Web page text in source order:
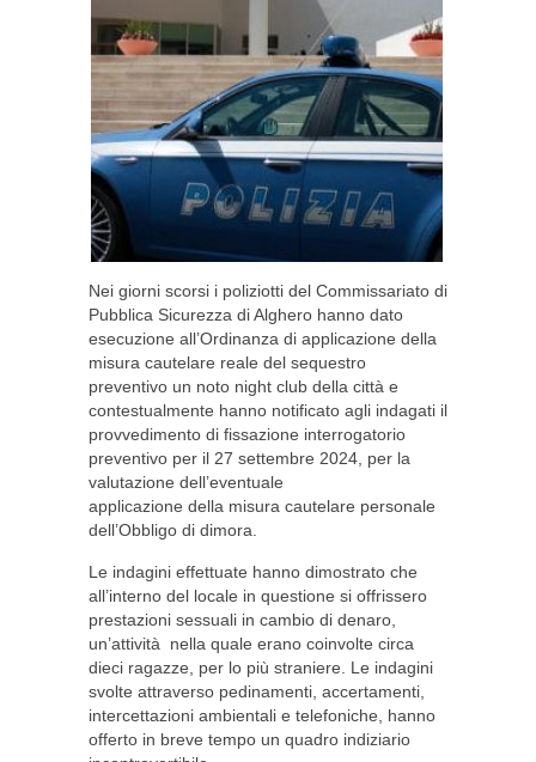
Nei giorni scorsi i poliziotti del Commissariato di
Pubblica Sicurezza di Alghero hanno dato
esecuzione all’Ordinanza di applicazione della
misura cautelare reale del sequestro
preventivo un noto night club della città e
contestualmente hanno notificato agli indagati il
provvedimento di fissazione interrogatorio
preventivo per il 27 settembre 2024, per la
valutazione dell’eventuale
applicazione della misura cautelare personale
dell’Obbligo di dimora.
Le indagini effettuate hanno dimostrato che
all’interno del locale in questione si offrissero
prestazioni sessuali in cambio di denaro,
un’attività nella quale erano coinvolte circa
dieci ragazze, per lo più straniere. Le indagini
svolte attraverso pedinamenti, accertamenti,
intercettazioni ambientali e telefoniche, hanno
offerto in breve tempo un quadro indiziario